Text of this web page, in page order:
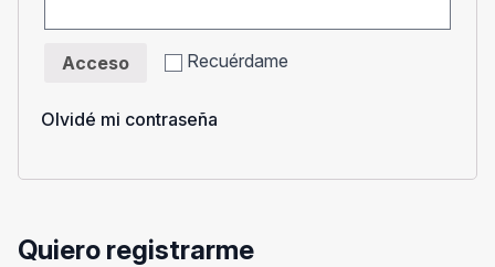
Recuérdame
Acceso
Olvidé mi contraseña
Quiero registrarme